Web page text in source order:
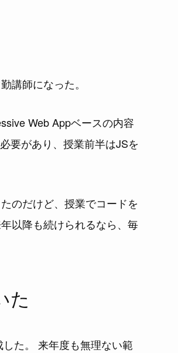
講師になった。
Web Appベースの内容
要があり、授業前半はJSを
のだけど、授業でコードを
以降も続けられるなら、毎
た
た。 来年度も無理ない範